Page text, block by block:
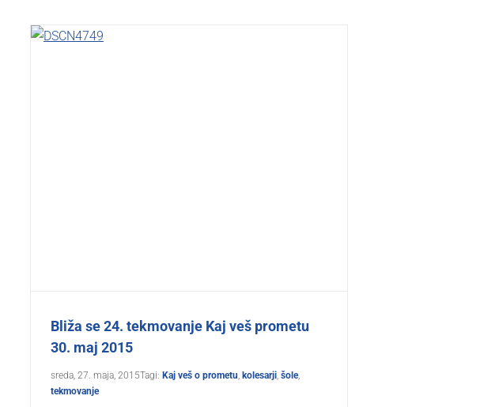
Bliža se 24. tekmovanje Kaj veš prometu
30. maj 2015
sreda, 27. maja, 2015Tagi: Kaj veš o prometu, kolesarji, šole,
tekmovanje